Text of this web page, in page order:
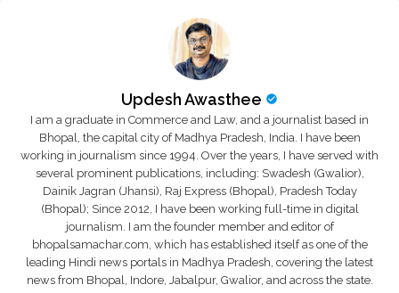
Updesh Awasthee
I am a graduate in Commerce and Law, and a journalist based in
Bhopal, the capital city of Madhya Pradesh, India. I have been
working in journalism since 1994. Over the years, I have served with
several prominent publications, including: Swadesh (Gwalior),
Dainik Jagran (Jhansi), Raj Express (Bhopal), Pradesh Today
(Bhopal); Since 2012, I have been working full-time in digital
journalism. I am the founder member and editor of
bhopalsamachar.com, which has established itself as one of the
leading Hindi news portals in Madhya Pradesh, covering the latest
news from Bhopal, Indore, Jabalpur, Gwalior, and across the state.